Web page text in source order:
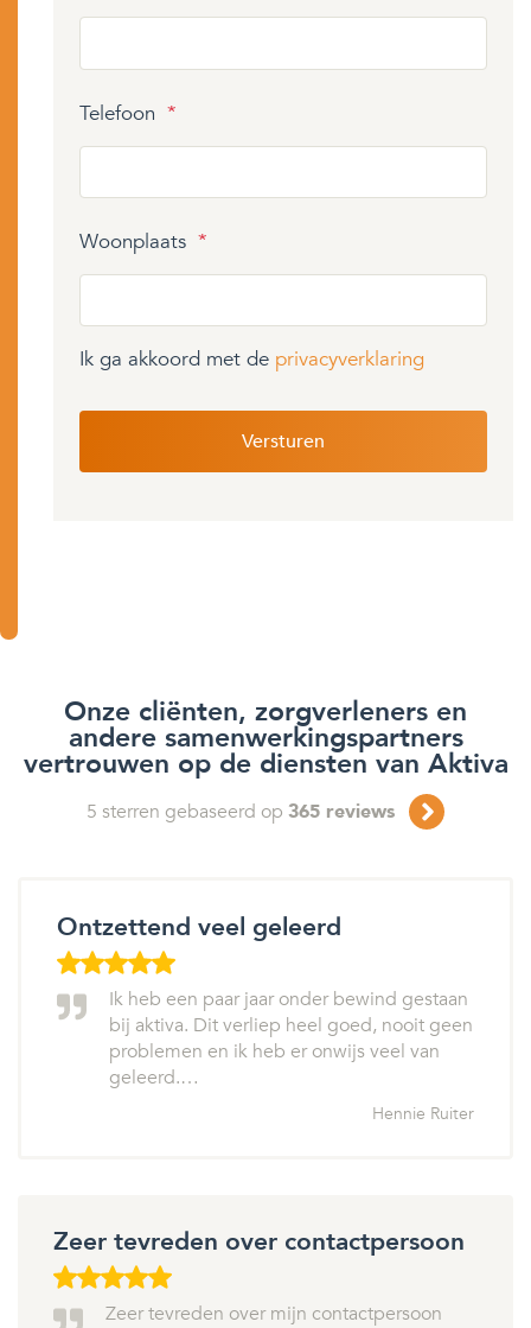
Telefoon *
Woonplaats *
Ik ga akkoord met de privacyverklaring
Onze cliënten, zorgverleners en
andere samenwerkingspartners
vertrouwen op de diensten van Aktiva
5 sterren gebaseerd op 365 reviews
Ontzettend veel geleerd
Ik heb een paar jaar onder bewind gestaan
bij aktiva. Dit verliep heel goed, nooit geen
problemen en ik heb er onwijs veel van
geleerd.…
Hennie Ruiter
Zeer tevreden over contactpersoon
Zeer tevreden over mijn contactpersoon